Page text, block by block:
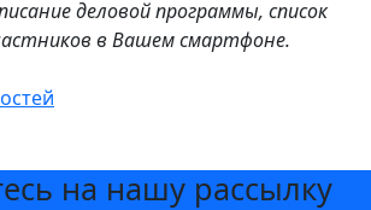
деловой программы, список
в Вашем смартфоне.
на нашу рассылку